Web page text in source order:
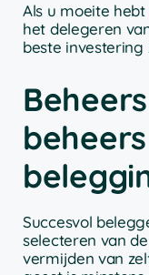
Als u moeite
het delegeren
beste investering
Succesvol
selecteren van
vermijden van